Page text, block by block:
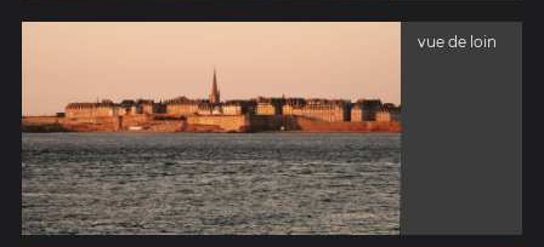
vue de loin